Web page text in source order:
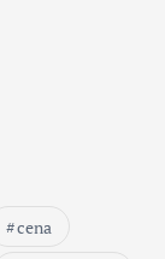
cena